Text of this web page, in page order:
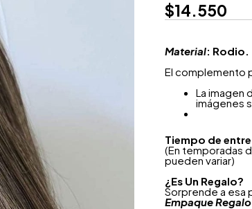
$14.550
Material: Rodio.
El complemento
La imagen
imágenes
Tiempo de
(En temporadas
pueden variar)
¿ Es Un Regalo?
Sorprende a esa
Empaque